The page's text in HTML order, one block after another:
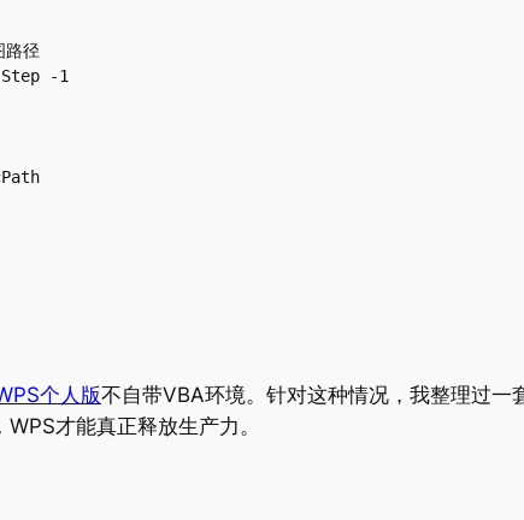
径
-1
个人版不自带VBA环境。针对这种情况，我整理过一
WPS才能真正释放生产力。